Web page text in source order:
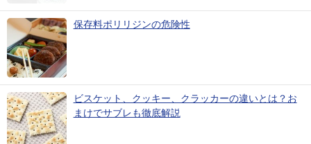
保存料ポリリジンの危険性
ビスケット、クッキー、クラッカーの違いとは？お
まけでサブレも徹底解説